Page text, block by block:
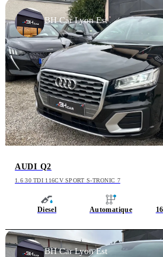
AUDI Q2
1.6 30 TDI 116CV SPORT S-TRONIC 7
Diesel Automatique
BH Car Lyon Est
BH Car Lyon Est